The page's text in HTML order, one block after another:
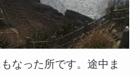
なった所です。途中ま